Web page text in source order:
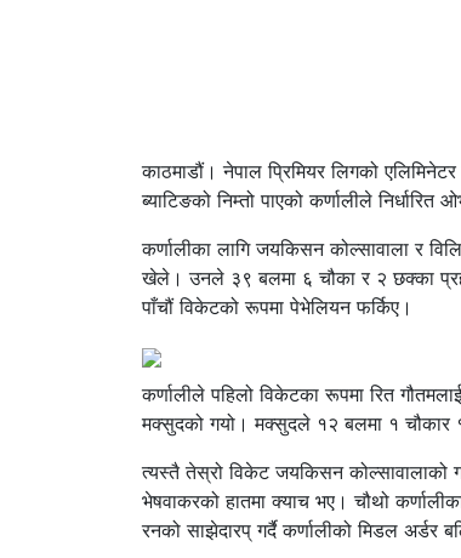
काठमाडौं। नेपाल प्रिमियर लिगको
ब्याटिङको निम्तो पाएको कर्णालीले
कर्णालीका लागि जयकिसन कोल्सावाला र
खेले। उनले ३९ बलमा ६ चौका र २ छक्का
पाँचौं विकेटको रूपमा पेभेलियन फर्किए।
कर्णालीले पहिलो विकेटका रूपमा रित
मक्सुदको गयो। मक्सुदले १२ बलमा १ चौकार
त्यस्तै तेस्रो विकेट जयकिसन कोल्सावालाको
भेषवाकरको हातमा क्याच भए। चौथो
रनको साझेदारप् गर्दै कर्णालीको मिडल अर्डर